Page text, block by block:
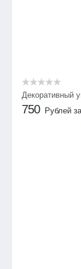
Декоративный
750 Рублей